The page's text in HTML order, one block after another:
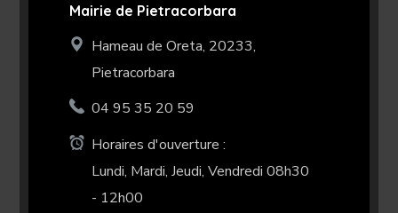
Mairie de Pietracorbara
Hameau de Oreta, 20233,
Pietracorbara
04 95 35 20 59
Horaires d'ouverture :
Lundi, Mardi, Jeudi, Vendredi 08h30
- 12h00